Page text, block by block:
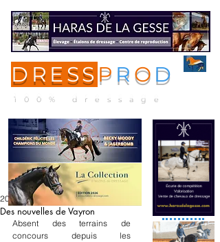
DRESS P R O D
100% dressage
Des nouvelles de Vayron
20 janv.
Absent des terrains de
concours depuis les